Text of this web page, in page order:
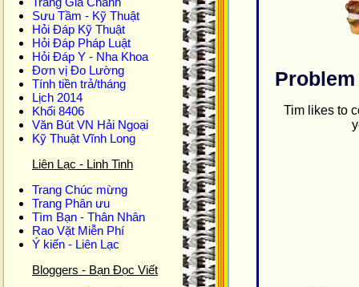
Sưu Tầm - Kỹ Thuật
Hỏi Đáp Kỹ Thuật
Hỏi Đáp Pháp Luật
Hỏi Đáp Y - Nha Khoa
Đơn vị Đo Lường
Tính tiền trả/tháng
Lịch 2014
Khối 8406
Văn Bút VN Hải Ngoại
Kỹ Thuật Vĩnh Long
Liên Lạc - Linh Tinh
Trang Chúc mừng
Trang Phân ưu
Tìm Bạn - Thân Nhân
Rao Vặt Miễn Phí
Ý kiến - Liên Lạc
Bloggers - Bạn Đọc Viết
Problem
Tim likes to